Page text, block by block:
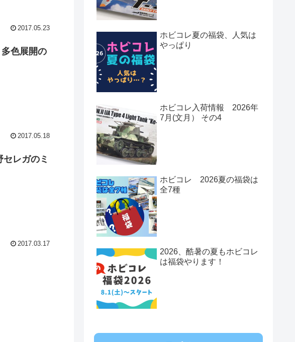
2017.05.23
色展開の
2017.05.18
レガのミ
2017.03.17
ホビコレ夏の福袋、人気は
やっぱり
ホビコレ入荷情報 2026年
7月(文月） その4
ホビコレ 2026夏の福袋は
全7種
2026、酷暑の夏もホビコレ
は福袋やります！